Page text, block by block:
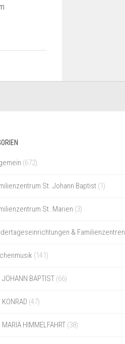
(672)
St. Johann Baptist(1)
St. Marien (3)
& Familienzentren
(141)
JOHANN BAPTIST(66)
KONRAD (47)
MARIÄ HIMMELFAHRT(38)